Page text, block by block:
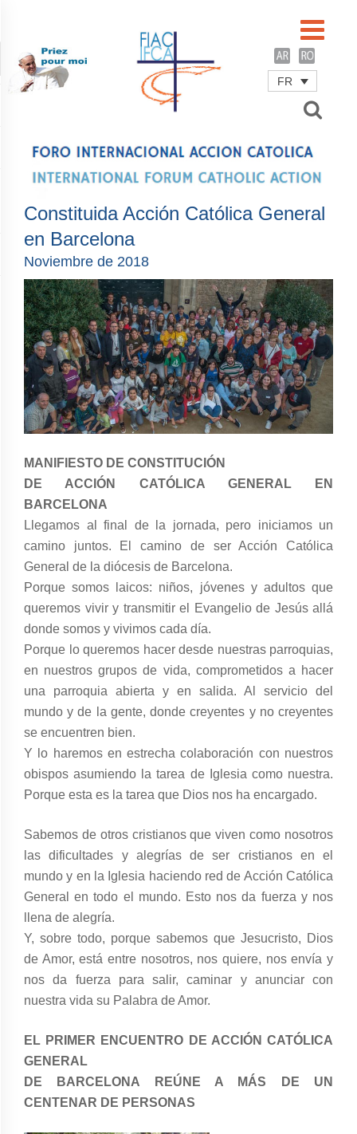
FR
Constituida Acción Católica General
en Barcelona
Noviembre de 2018
MANIFIESTO DE CONSTITUCIÓN
DE ACCIÓN CATÓLICA GENERAL EN
BARCELONA
Llegamos al final de la jornada, pero iniciamos un
camino juntos. El camino de ser Acción Católica
General de la diócesis de Barcelona.
Porque somos laicos: niños, jóvenes y adultos que
queremos vivir y transmitir el Evangelio de Jesús allá
donde somos y vivimos cada día.
Porque lo queremos hacer desde nuestras parroquias,
en nuestros grupos de vida, comprometidos a hacer
una parroquia abierta y en salida. Al servicio del
mundo y de la gente, donde creyentes y no creyentes
se encuentren bien.
Y lo haremos en estrecha colaboración con nuestros
obispos asumiendo la tarea de Iglesia como nuestra.
Porque esta es la tarea que Dios nos ha encargado.
Sabemos de otros cristianos que viven como nosotros
las dificultades y alegrías de ser cristianos en el
mundo y en la Iglesia haciendo red de Acción Católica
General en todo el mundo. Esto nos da fuerza y nos
llena de alegría.
Y, sobre todo, porque sabemos que Jesucristo, Dios
de Amor, está entre nosotros, nos quiere, nos envía y
nos da fuerza para salir, caminar y anunciar con
nuestra vida su Palabra de Amor.
EL PRIMER ENCUENTRO DE ACCIÓN CATÓLICA
GENERAL
DE BARCELONA REÚNE A MÁS DE UN
CENTENAR DE PERSONAS
Password